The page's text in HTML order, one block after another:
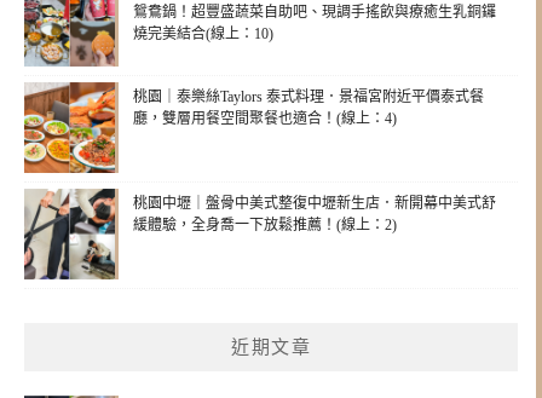
鴛鴦鍋！超豐盛蔬菜自助吧、現調手搖飲與療癒生乳銅鑼
燒完美結合(線上：10)
桃園｜泰樂絲Taylors 泰式料理．景福宮附近平價泰式餐
廳，雙層用餐空間聚餐也適合！(線上：4)
桃園中壢｜盤骨中美式整復中壢新生店．新開幕中美式舒
緩體驗，全身喬一下放鬆推薦！(線上：2)
近期文章